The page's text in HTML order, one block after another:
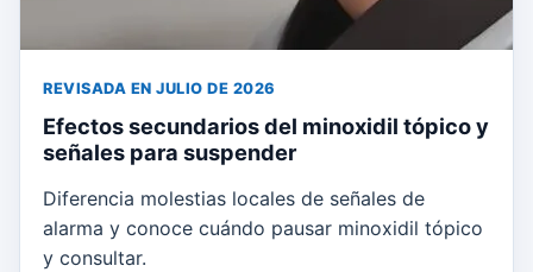
REVISADA EN JULIO DE 2026
Efectos secundarios del minoxidil tópico y
señales para suspender
Diferencia molestias locales de señales de
alarma y conoce cuándo pausar minoxidil tópico
y consultar.